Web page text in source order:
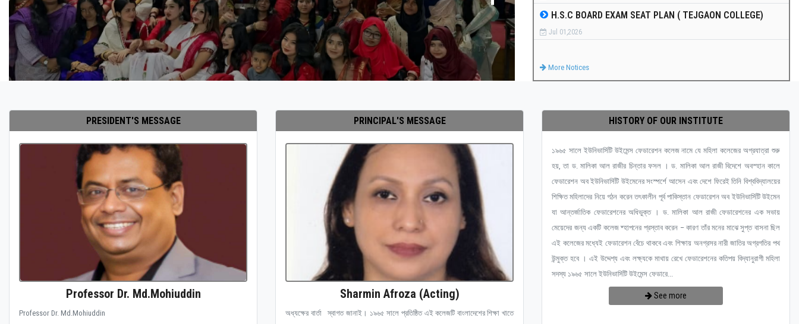
H.S.C BOARD EXAM SEAT PLAN ( TEJGAON COLLEGE)
Jul 01,2026
More Notices
PRESIDENT'S MESSAGE
Professor Dr. Md.Mohiuddin
Professor Dr. Md.Mohiuddin
PRINCIPAL'S MESSAGE
Sharmin Afroza (Acting)
অধ্যক্ষের বার্তা স্বাগত জানাই। ১৯৬৫ সালে প্রতিষ্ঠিত এই কলেজটি বাংলাদেশের শিক্ষা খাতে
HISTORY OF OUR INSTITUTE
১৯৬৫ সালে ইউনিভার্সিটি উইমেন্স ফেডারেশন কলেজ নামে যে মহিলা কলেজের অগ্রযাত্রা শুরু
হয়, তা ড. মালিকা আল রাজীর চিন্তার ফসল । ড. মালিকা আল রাজী বিদেশে অবস্হান কালে
ফেডারেশন অব ইউনিভার্সিটি উইমেনের সংস্পর্শে আসেন এবং দেশে ফিরেই তিনি বিশ্ববিদ্যালয়ের
শিক্ষিত মহিলাদের নিয়ে গঠন করেন তৎকালীন পূর্ব পাকিস্তান ফেডারেশন অব ইউনিভার্সিটি উইমেন
যা আন্তর্জাতিক ফেডারেশনের অধিভুক্ত । ড. মালিকা আল রাজী ফেডারেশনের এক সভায়
মেয়েদের জন্য একটি কলেজ ষ্হাপনের প্রস্তাব করেন – কারণ তাঁর মনের মাঝে সুপ্ত বাসনা ছিল
এই কলেজের মধ্যেই ফেডারেশন বেঁচে থাকবে এবং শিক্ষায় অনগ্রসর নারী জাতির অগ্রগতির পথ
উন্মুক্ত হবে । এই উদ্দেশ্য এবং লক্ষ্যকে মাথায় রেখে ফেডারেশনের কতিপয় বিদ্যানুরাগী মহিলা
সদস্য ১৯৬৫ সালে ইউনিভার্সিটি উইমেন্স ফেডারে...
See more